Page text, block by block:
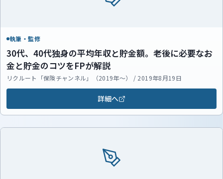
執筆・監修
30代、40代独身の平均年収と貯金額。老後に必要なお
金と貯金のコツをFPが解説
リクルート「保険チャンネル」（2019年～） / 2019年8月19日
詳細へ